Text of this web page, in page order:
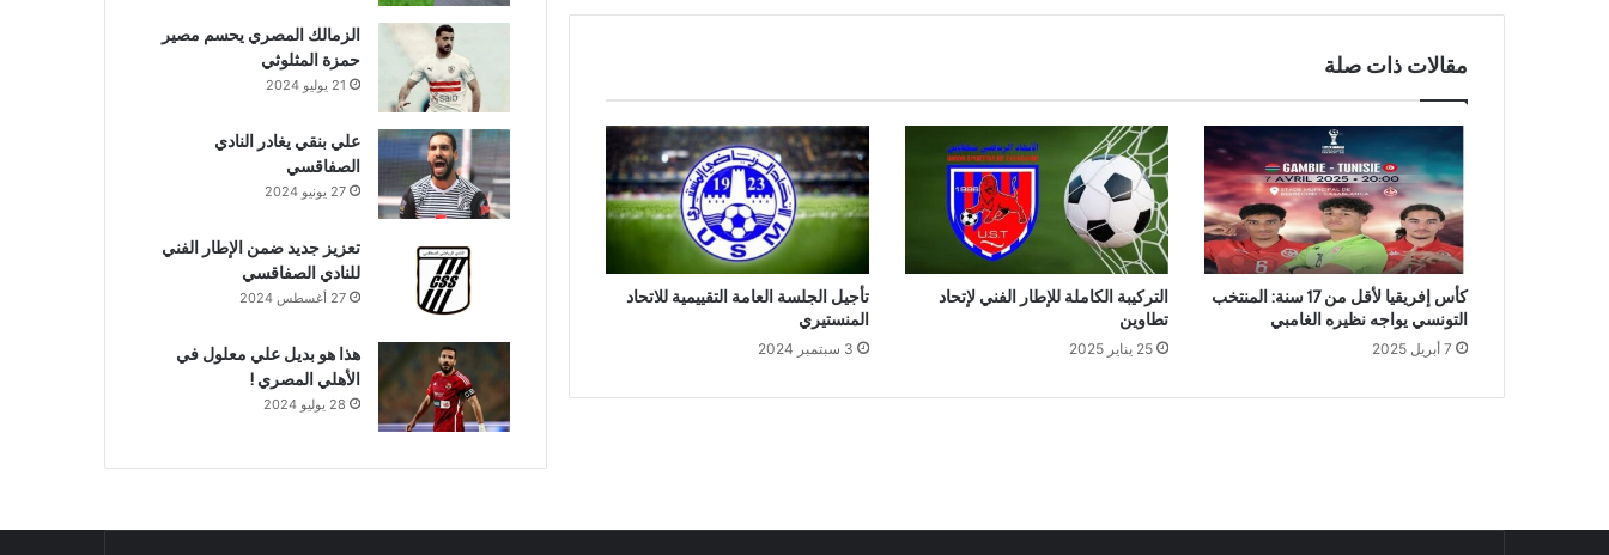
مقالات ذات صلة
كأس إفريقيا لأقل من 17 سنة: المنتخب
التونسي يواجه نظيره الغامبي
7 أبريل 2025
التركيبة الكاملة للإطار الفني لإتحاد
تطاوين
25 يناير 2025
تأجيل الجلسة العامة التقييمية للاتحاد
المنستيري
3 سبتمبر 2024
الزمالك المصري يحسم مصير
حمزة المثلوثي
21 يوليو 2024
علي بنقي يغادر النادي
الصفاقسي
27 يونيو 2024
تعزيز جديد ضمن الإطار الفني
للنادي الصفاقسي
27 أغسطس 2024
هذا هو بديل علي معلول في
الأهلي المصري !
28 يوليو 2024